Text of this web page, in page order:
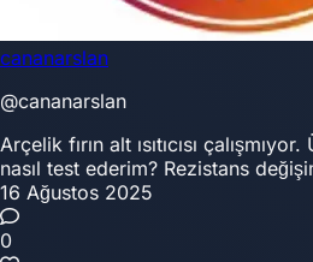
cananarslan
@cananarslan
Arçelik fırın alt ısıtıcısı
nasıl test ederim? Rezistans
16 Ağustos 2025
0